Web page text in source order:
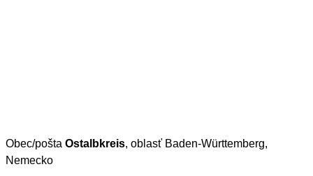
Obec/pošta Ostalbkreis, oblasť Baden-Württemberg,
Nemecko